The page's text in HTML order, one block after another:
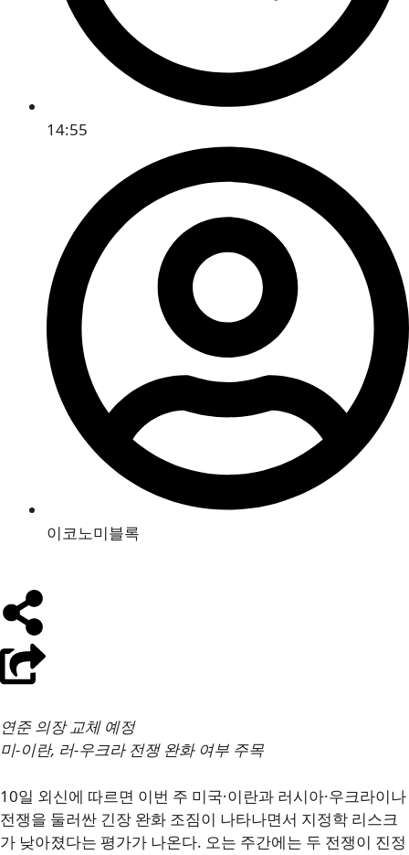
14:55
이코노미블록
연준 의장 교체 예정
미-이란, 러-우크라 전쟁 완화 여부 주목
10일 외신에 따르면 이번 주 미국·이란과 러시아·우크라이나
전쟁을 둘러싼 긴장 완화 조짐이 나타나면서 지정학 리스크
가 낮아졌다는 평가가 나온다. 오는 주간에는 두 전쟁이 진정